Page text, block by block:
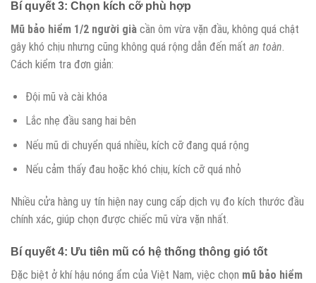
Bí quyết 3: Chọn kích cỡ phù hợp
Mũ bảo hiểm 1/2 người già cần ôm vừa vặn đầu, không quá chật
gây khó chịu nhưng cũng không quá rộng dẫn đến mất an toàn.
Cách kiểm tra đơn giản:
Đội mũ và cài khóa
Lắc nhẹ đầu sang hai bên
Nếu mũ di chuyển quá nhiều, kích cỡ đang quá rộng
Nếu cảm thấy đau hoặc khó chịu, kích cỡ quá nhỏ
Nhiều cửa hàng uy tín hiện nay cung cấp dịch vụ đo kích thước đầu
chính xác, giúp chọn được chiếc mũ vừa vặn nhất.
Bí quyết 4: Ưu tiên mũ có hệ thống thông gió tốt
Đặc biệt ở khí hậu nóng ẩm của Việt Nam, việc chọn mũ bảo hiểm